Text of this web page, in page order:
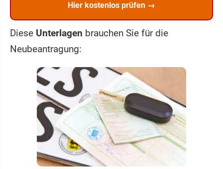
Hier kostenlos prüfen →
Diese Unterlagen brauchen Sie für die
Neubeantragung: